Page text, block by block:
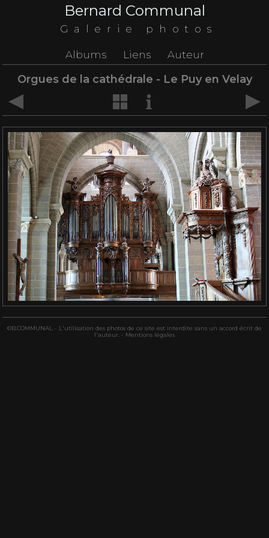
Bernard Communal
Galerie photos
Albums Liens Auteur
Orgues de la cathédrale - Le Puy en Velay
©B.COMMUNAL - L'utilisation des photos de ce site est interdite sans un accord écrit de
l'auteur. - Mentions légales